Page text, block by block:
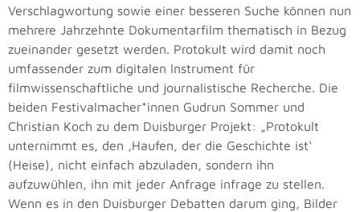
Verschlagwortung sowie einer besseren Suche können nun
mehrere Jahrzehnte Dokumentarfilm thematisch in Bezug
zueinander gesetzt werden. Protokult wird damit noch
umfassender zum digitalen Instrument für
filmwissenschaftliche und journalistische Recherche. Die
beiden Festivalmacher*innen Gudrun Sommer und
Christian Koch zu dem Duisburger Projekt: „Protokult
unternimmt es, den ‚Haufen, der die Geschichte ist‘
(Heise), nicht einfach abzuladen, sondern ihn
aufzuwühlen, ihn mit jeder Anfrage infrage zu stellen.
Wenn es in den Duisburger Debatten darum ging, Bilder